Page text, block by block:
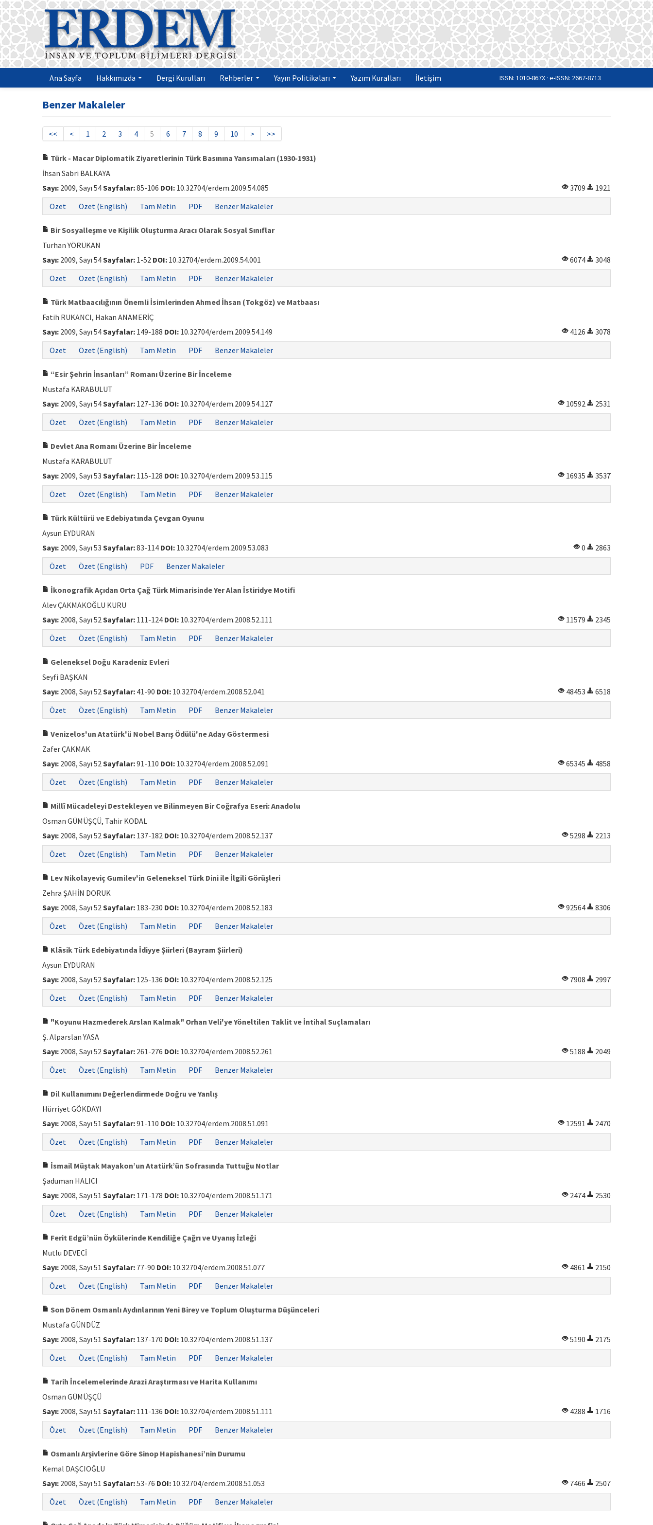
Ana Sayfa Hakkımızda Dergi Kurulları Rehberler Yayın Politikaları Yazım Kuralları İletişim ISSN: 1010-867X · e-ISSN: 2667-8713
Benzer Makaleler
<< < 1 2 3 4 5 6 7 8 9 10 > >>
Türk - Macar Diplomatik Ziyaretlerinin Türk Basınına Yansımaları (1930-1931)
İhsan Sabri BALKAYA
Sayı: 2009, Sayı 54Sayfalar:85-106 DOI: 10.32704/erdem.2009.54.085 3709
1921
Özet
Özet (English) Tam Metin PDF Benzer Makaleler
Bir Sosyalleşme ve Kişilik Oluşturma Aracı Olarak Sosyal Sınıflar
Turhan YÖRÜKAN
Sayı: 2009, Sayı 54Sayfalar: 1-52 DOI: 10.32704/erdem.2009.54.001 6074
3048
Özet
Özet (English) Tam Metin PDF Benzer Makaleler
Türk Matbaacılığının Önemli İsimlerinden Ahmed İhsan (Tokgöz) ve Matbaası
Fatih RUKANCI, Hakan ANAMERİÇ
Sayı: 2009, Sayı 54Sayfalar: 149-188 DOI: 10.32704/erdem.2009.54.149 4126
3078
Özet
Özet (English) Tam Metin PDF Benzer Makaleler
“Esir Şehrin İnsanları” Romanı Üzerine Bir İnceleme
Mustafa KARABULUT
Sayı: 2009, Sayı 54Sayfalar: 127-136 DOI: 10.32704/erdem.2009.54.127 10592
2531
Özet
Özet (English) Tam Metin PDF Benzer Makaleler
Devlet Ana Romanı Üzerine Bir İnceleme
Mustafa KARABULUT
Sayı: 2009, Sayı 53 Sayfalar: 115-128 DOI: 10.32704/erdem.2009.53.115 16935
3537
Özet
Özet (English) Tam Metin PDF Benzer Makaleler
Türk Kültürü ve Edebiyatında Çevgan Oyunu
Aysun EYDURAN
Sayı: 2009, Sayı 53 Sayfalar:83-114 DOI: 10.32704/erdem.2009.53.083 0
2863
Özet
Özet (English) PDF Benzer Makaleler
İkonografik Açıdan Orta Çağ Türk Mimarisinde Yer Alan İstiridye Motifi
Alev ÇAKMAKOĞLU KURU
Sayı: 2008, Sayı 52Sayfalar: 111-124 DOI: 10.32704/erdem.2008.52.111 11579
2345
Özet
Özet (English) Tam Metin PDF Benzer Makaleler
Geleneksel Doğu Karadeniz Evleri
Seyfi BAŞKAN
Sayı: 2008, Sayı 52Sayfalar: 41-90 DOI: 10.32704/erdem.2008.52.041 48453
6518
Özet
Özet (English) Tam Metin PDF Benzer Makaleler
Venizelos'un Atatürk'ü Nobel Barış Ödülü'ne Aday Göstermesi
Zafer ÇAKMAK
Sayı: 2008, Sayı 52Sayfalar:91-110 DOI: 10.32704/erdem.2008.52.091 65345
4858
Özet
Özet (English) Tam Metin PDF Benzer Makaleler
Millî Mücadeleyi Destekleyen ve Bilinmeyen Bir Coğrafya Eseri: Anadolu
Osman GÜMÜŞÇÜ, Tahir KODAL
Sayı: 2008, Sayı 52Sayfalar: 137-182 DOI: 10.32704/erdem.2008.52.137 5298
2213
Özet
Özet (English) Tam Metin PDF Benzer Makaleler
Lev Nikolayeviç Gumilev'in Geleneksel Türk Dini ile İlgili Görüşleri
Zehra ŞAHİN DORUK
Sayı: 2008, Sayı 52Sayfalar: 183-230 DOI: 10.32704/erdem.2008.52.183 92564
8306
Özet
Özet (English) Tam Metin PDF Benzer Makaleler
Klâsik Türk Edebiyatında İdiyye Şiirleri (Bayram Şiirleri)
Aysun EYDURAN
Sayı: 2008, Sayı 52Sayfalar: 125-136 DOI: 10.32704/erdem.2008.52.125 7908
2997
Özet
Özet (English) Tam Metin PDF Benzer Makaleler
"Koyunu Hazmederek Arslan Kalmak" Orhan Veli'ye Yöneltilen Taklit ve İntihal Suçlamaları
Ş. Alparslan YASA
Sayı: 2008, Sayı 52Sayfalar: 261-276 DOI: 10.32704/erdem.2008.52.261 5188
2049
Özet
Özet (English) Tam Metin PDF Benzer Makaleler
Dil Kullanımını Değerlendirmede Doğru ve Yanlış
Hürriyet GÖKDAYI
Sayı: 2008, Sayı 51 Sayfalar:91-110 DOI: 10.32704/erdem.2008.51.091 12591
2470
Özet
Özet (English) Tam Metin PDF Benzer Makaleler
İsmail Müştak Mayakon’un Atatürk’ün Sofrasında Tuttuğu Notlar
Şaduman HALICI
Sayı: 2008, Sayı 51 Sayfalar: 171-178 DOI: 10.32704/erdem.2008.51.171 2474
2530
Özet
Özet (English) Tam Metin PDF Benzer Makaleler
Ferit Edgü’nün Öykülerinde Kendiliğe Çağrı ve Uyanış İzleği
Mutlu DEVECİ
Sayı: 2008, Sayı 51 Sayfalar: 77-90 DOI: 10.32704/erdem.2008.51.077 4861
2150
Özet
Özet (English) Tam Metin PDF Benzer Makaleler
Son Dönem Osmanlı Aydınlarının Yeni Birey ve Toplum Oluşturma Düşünceleri
Mustafa GÜNDÜZ
Sayı: 2008, Sayı 51 Sayfalar: 137-170 DOI: 10.32704/erdem.2008.51.137 5190
2175
Özet
Özet (English) Tam Metin PDF Benzer Makaleler
Tarih İncelemelerinde Arazi Araştırması ve Harita Kullanımı
Osman GÜMÜŞÇÜ
Sayı: 2008, Sayı 51 Sayfalar: 111-136 DOI: 10.32704/erdem.2008.51.111 4288
1716
Özet
Özet (English) Tam Metin PDF Benzer Makaleler
Osmanlı Arşivlerine Göre Sinop Hapishanesi’nin Durumu
Kemal DAŞCIOĞLU
Sayı: 2008, Sayı 51 Sayfalar:53-76 DOI: 10.32704/erdem.2008.51.053 7466
2507
Özet
Özet (English) Tam Metin PDF Benzer Makaleler